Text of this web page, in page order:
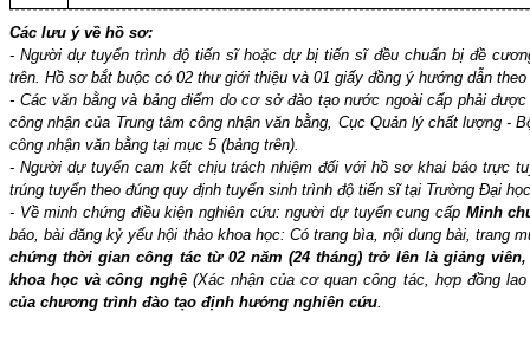
Các lưu ý về hồ sơ:
- Người dự tuyển trình độ tiến sĩ hoặc dự bị tiến sĩ đều chuẩn bị đề
trên. Hồ sơ bắt buộc có 02 thư giới thiệu và 01 giấy đồng ý hướng dẫn
- Các văn bằng và bảng điểm do cơ sở đào tạo nước ngoài cấp phải
công nhận của Trung tâm công nhận văn bằng, Cục Quản lý chất lượng -
công nhận văn bằng tại mục 5 (bảng trên).
- Người dự tuyển cam kết chịu trách nhiệm đối với hồ sơ khai báo trực
trúng tuyển theo đúng quy định tuyển sinh trình độ tiến sĩ tại Trường Đại
- Về minh chứng điều kiện nghiên cứu: người dự tuyển cung cấp Minh
báo, bài đăng kỷ yếu hội thảo khoa học: Có trang bìa, nội dung bài, trang
chứng thời gian công tác từ 02 năm (24 tháng) trở lên là giảng
khoa học và công nghệ (Xác nhận của cơ quan công tác, hợp đồng
của chương trình đào tạo định hướng nghiên cứu.